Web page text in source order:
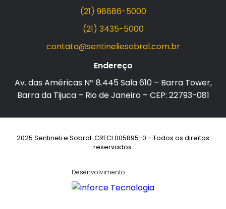
(21) 98886-5000
(21) 3435-5000
contato@sentineliesobral.com.br
Endereço
Av. das Américas Nº 8.445 Sala 610 – Barra Tower,
Barra da Tijuca – Rio de Janeiro – CEP: 22793-081
2025 Sentineli e Sobral. CRECI 005895-0 - Todos os direitos
reservados.
Desenvolvimento: